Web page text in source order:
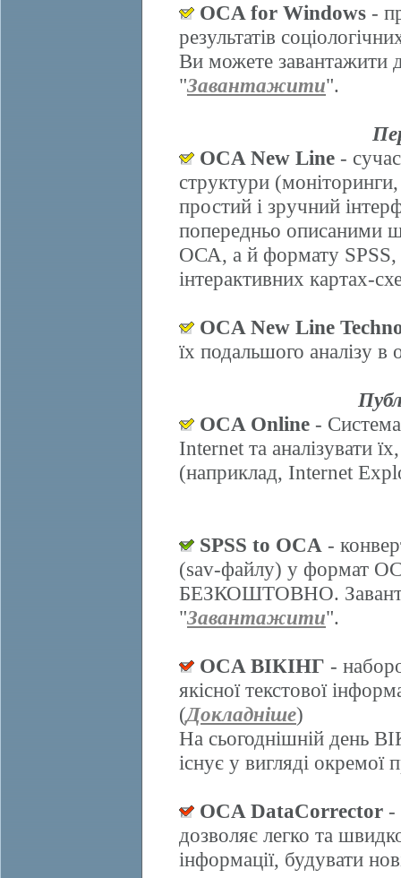
OCA for Windows -
результатів
Ви можете завантажити
"Завантажити".
OCA New Line -
структури
простий і зручний
попередньо описаними
ОСА, а й формату SPSS,
інтерактивних картах-
OCA New Line
їх подальшого аналізу
OCA Online -
Internet та аналізувати
(наприклад, Internet
SPSS to OCA -
(sav-файлу) у формат
БЕЗКОШТОВНО.
"Завантажити".
OCA ВІКІНГ -
якісної текстової
(Докладніше)
На сьогоднішній день
існує у вигляді окремої
OCA DataCorrector -
дозволяє легко та
інформації, будувати